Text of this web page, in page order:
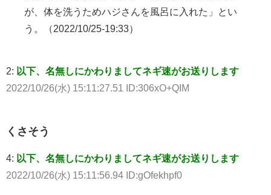
が、体を洗うためハジさんを風呂に入れた」とい
う。（2022/10/25-19:33）
2: 以下、名無しにかわりましてネギ速がお送りします
2022/10/26(水) 15:11:27.51 ID:306xO+QIM
くさそう
4: 以下、名無しにかわりましてネギ速がお送りします
2022/10/26(水) 15:11:56.94 ID:gOfekhpf0